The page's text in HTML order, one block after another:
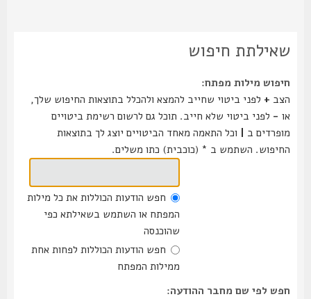
שאילתת חיפוש
חיפוש מילות מפתח:
+לפני ביטוי שחייב להמצא ולהכלל בתוצאות החיפוש שלך,
לפני ביטוי שלא חייב. תוכל גם לרשום רשימת ביטויים
מופרדים ב|וכל התאמה מאחד הביטויים יוצג לך בתוצאות
החיפוש. השתמש ב * (כוכבית) כתו משלים.
חפש הודעות הכוללות את כל מילות
המפתח או השתמש בשאילתא כפי
שהוכנסה
חפש הודעות הכוללות לפחות אחת
ממילות המפתח
חפש לפי שם מחבר ההודעה: